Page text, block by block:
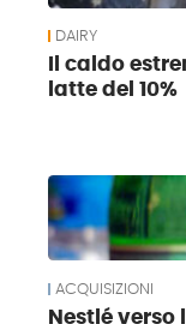
DAIRY
Il caldo
latte del 10%
ACQUISIZIONI
Nestlé verso